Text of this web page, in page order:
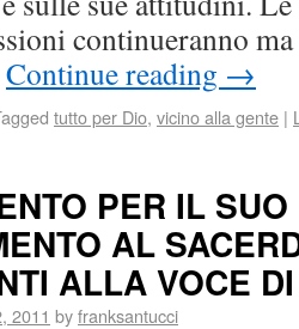
continueranno
Continue reading →
tutto per Dio, vicino alla gente |
PER IL SUO
AL
ALLA VOCE
2011 byfranksantucci